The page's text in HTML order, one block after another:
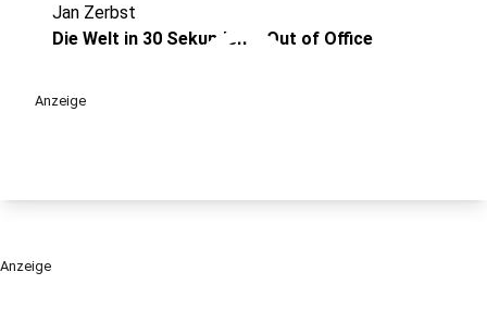
play_circle
Jan Zerbst
Die Welt in 30 Sekunden – Out of Office
Anzeige
Anzeige